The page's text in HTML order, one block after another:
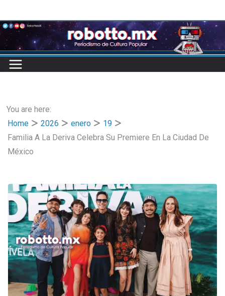
to
content
You are here:
Home
2026 enero
19
Familia A La Deriva Celebra Su Premiere En La Ciudad De
México